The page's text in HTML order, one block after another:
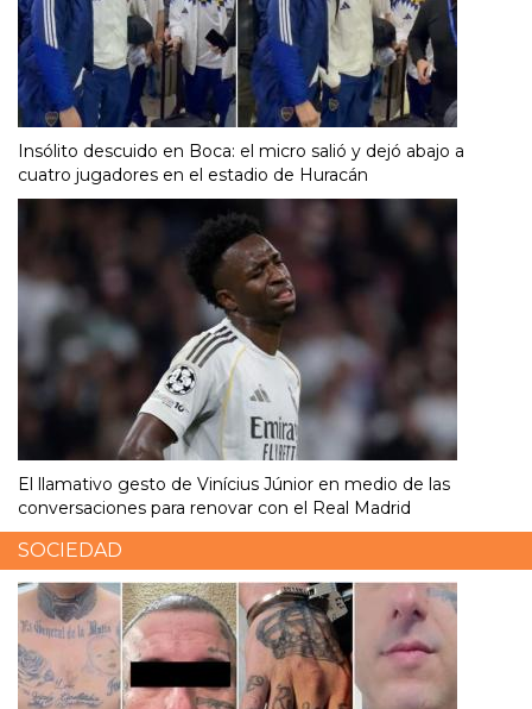
Insólito descuido en Boca: el micro salió y dejó abajo a
cuatro jugadores en el estadio de Huracán
El llamativo gesto de Vinícius Júnior en medio de las
conversaciones para renovar con el Real Madrid
SOCIEDAD